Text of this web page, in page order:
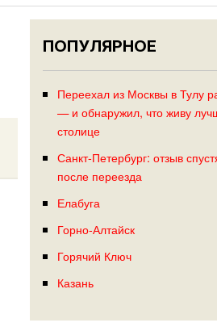
ПОПУЛЯРНОЕ
Переехал из Москвы в Тулу
— и обнаружил, что живу
столице
Санкт-Петербург: отзыв
после переезда
Елабуга
Горно-Алтайск
Горячий Ключ
Казань